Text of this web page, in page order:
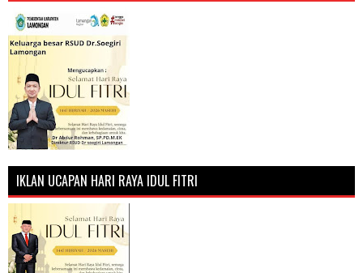
IKLAN UCAPAN HARI RAYA IDUL FITRI